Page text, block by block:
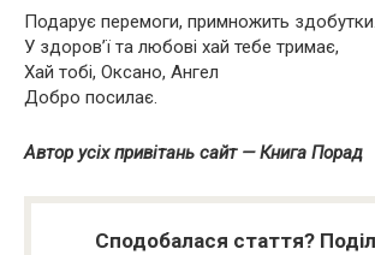
Подарує перемоги, примножить здобутки.
У здоров’ї та любові хай тебе тримає,
Хай тобі, Оксано, Ангел
Добро посилає.
Автор усіх привітань сайт — Книга Порад
Сподобалася стаття?